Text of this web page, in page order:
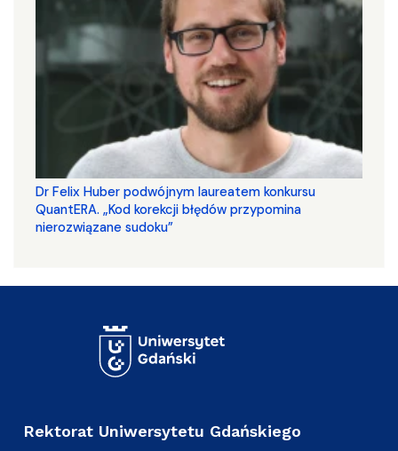
Dr Felix Huber podwójnym laureatem konkursu
QuantERA. „Kod korekcji błędów przypomina
nierozwiązane sudoku”
Rektorat Uniwersytetu Gdańskiego